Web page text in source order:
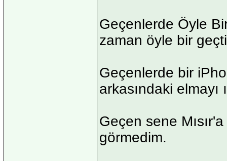
Geçenlerde Öyle
zaman öyle bir
Geçenlerde bir
arkasındaki elmayı
Geçen sene Mısır'a
görmedim.